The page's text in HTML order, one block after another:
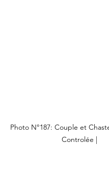
Photo N°187: Couple et
Controlée |